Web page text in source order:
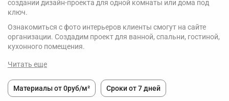
создании дизайн-проекта для одной комнаты или дома под
ключ.
Ознакомиться с фото интерьеров клиенты смогут на сайте
организации. Создадим проект для ванной, спальни, гостиной,
кухонного помещения.
Читать еще
Материалы от 0руб/м² Сроки от 7 дней